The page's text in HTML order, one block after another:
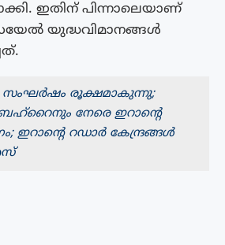
ഇതിന് പിന്നാലെയാണ്
യുദ്ധവിമാനങ്ങൾ
സംഘർഷം രൂക്ഷമാകുന്നു;
നേരെ ഇറാന്റെ
ഇറാന്റെ റഡാർ കേന്ദ്രങ്ങൾ